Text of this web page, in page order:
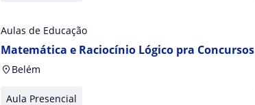
Aulas de Educação
Matemática e Raciocínio Lógico pra Concursos
Belém
Aula Presencial